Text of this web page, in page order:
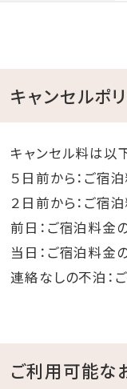
キャンセルポ
キャンセル料は以
５日前から：ご宿
２日前から：ご宿
前日：ご宿泊料金
当日：ご宿泊料金
連絡なしの不泊：
ご利用可能な